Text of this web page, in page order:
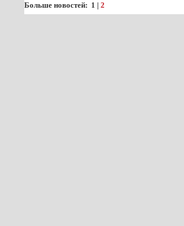
Больше новостей: 1 | 2